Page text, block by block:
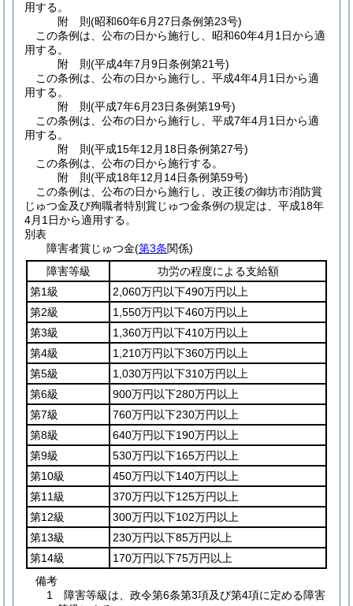
用する。
附 則(昭和60年6月27日条例第23号)
この条例は、公布の日から施行し、昭和60年4月1日から適
用する。
附 則(平成4年7月9日条例第21号)
この条例は、公布の日から施行し、平成4年4月1日から適
用する。
附 則(平成7年6月23日条例第19号)
この条例は、公布の日から施行し、平成7年4月1日から適
用する。
附 則(平成15年12月18日条例第27号)
この条例は、公布の日から施行する。
附 則(平成18年12月14日条例第59号)
この条例は、公布の日から施行し、改正後の御坊市消防賞
じゅつ金及び殉職者特別賞じゅつ金条例の規定は、平成18年
4月1日から適用する。
別表
障害者賞じゅつ金(第3条関係)
障害等級
功労の程度による支給額
第1級
2,060万円以下490万円以上
第2級
1,550万円以下460万円以上
第3級
1,360万円以下410万円以上
第4級
1,210万円以下360万円以上
第5級
1,030万円以下310万円以上
第6級
900万円以下280万円以上
第7級
760万円以下230万円以上
第8級
640万円以下190万円以上
第9級
530万円以下165万円以上
第10級
450万円以下140万円以上
第11級
370万円以下125万円以上
第12級
300万円以下102万円以上
第13級
230万円以下85万円以上
第14級
170万円以下75万円以上
備考
1 障害等級は、政令第6条第3項及び第4項に定める障害